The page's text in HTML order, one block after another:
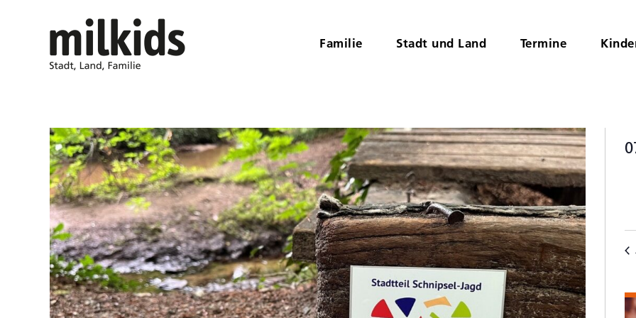
Familie Stadt und Land Termine